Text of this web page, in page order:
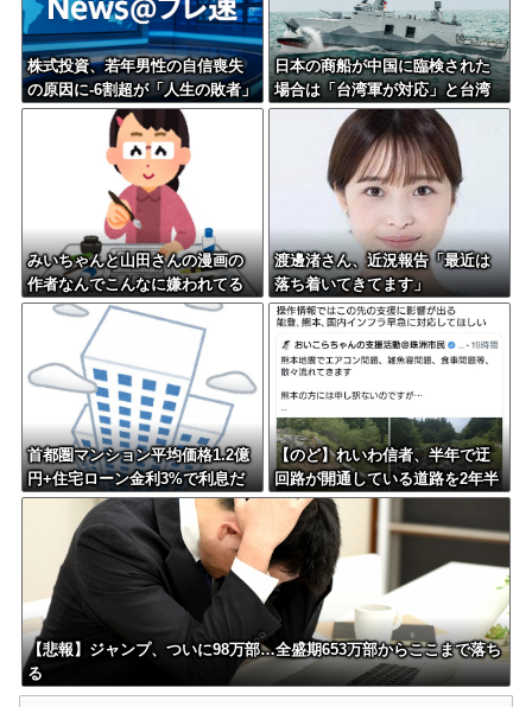
株式投資、若年男性の自信喪失
の原因に-6割超が「人生の敗者」
自認
日本の商船が中国に臨検された
場合は「台湾軍が対応」と台湾
軍トップ！
みいちゃんと山田さんの漫画の
作者なんでこんなに嫌われてる
んだろうな
渡邊渚さん、近況報告「最近は
落ち着いてきてます」
首都圏マンション平均価格1.2億
円+住宅ローン金利3%で利息だ
けで月30万円←これバカなん？
【のど】れいわ信者、半年で迂
回路が開通している道路を2年半
放置されていると印象操作して
しまう
【悲報】ジャンプ、ついに98万部…全盛期653万部からここまで落ち
る